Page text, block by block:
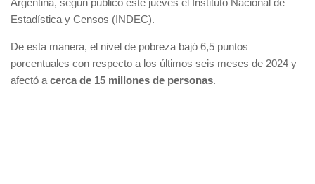
Estadística y Censos (INDEC).
De esta manera, el nivel de pobreza bajó 6,5 puntos
porcentuales con respecto a los últimos seis meses de 2024 y
afectó a cerca de 15 millones de personas.